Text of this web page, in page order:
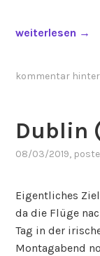
„
o
c
R
o
v
e
weiterlesen →
kommentar
Dublin
08/03/2019,
Eigentliches
da die Flüge
Tag in der
Montagabend